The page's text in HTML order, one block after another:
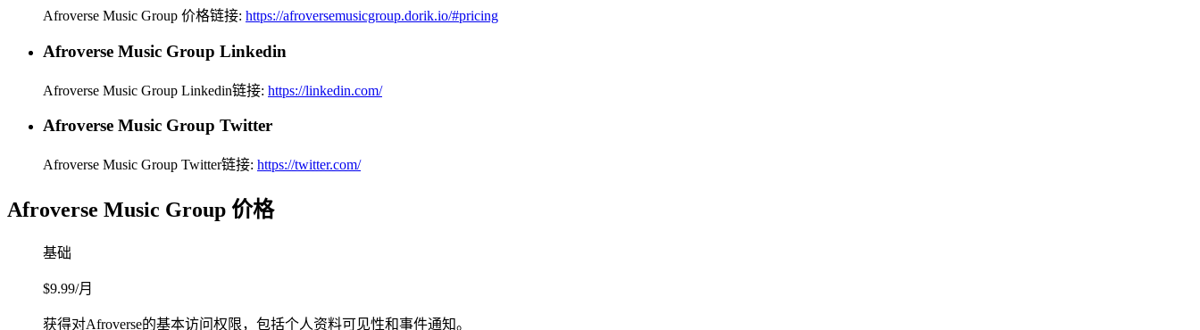
Afroverse Music Group 价格链接: https://afroversemusicgroup.dorik.io/#pricing
Afroverse Music Group Linkedin
Afroverse Music Group Linkedin链接: https://linkedin.com/
Afroverse Music Group Twitter
Afroverse Music Group Twitter链接: https://twitter.com/
Afroverse Music Group 价格
基础
$9.99/月
获得对Afroverse的基本访问权限，包括个人资料可见性和事件通知。